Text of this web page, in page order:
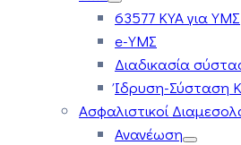
63577 ΚΥΑ για ΥΜΣ
e-ΥΜΣ
Διαδικασία
Ίδρυση-Σύσταση
Ασφαλιστικοί
Ανανέωση